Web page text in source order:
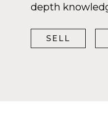
depth
SELL